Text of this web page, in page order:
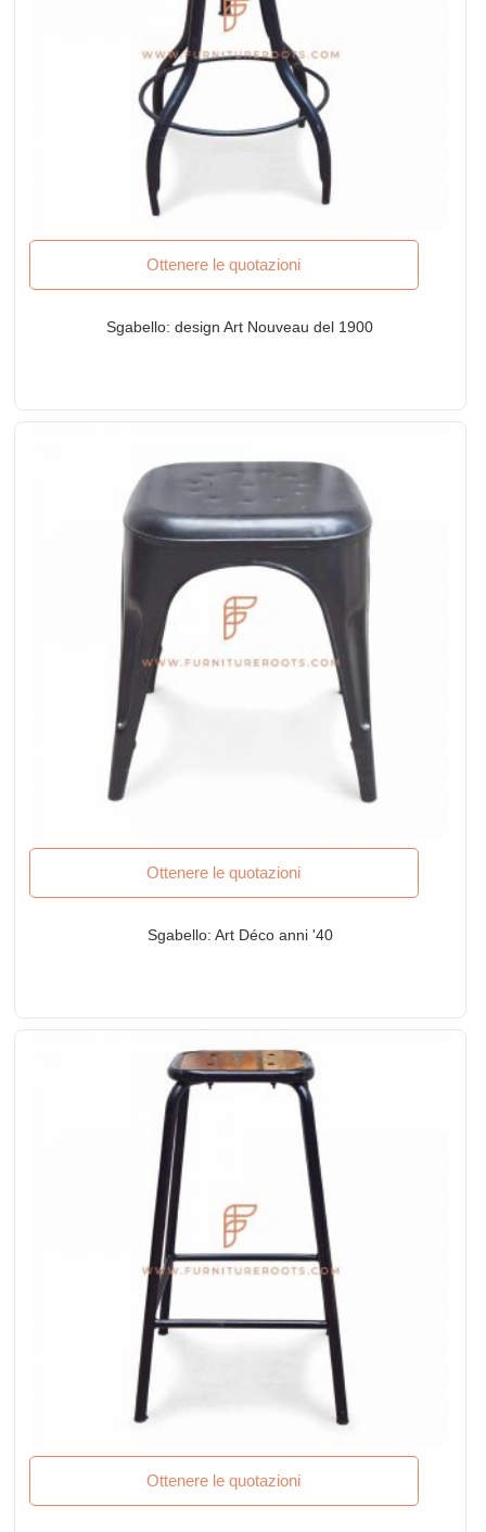
Ottenere le quotazioni
Sgabello: design Art Nouveau del 1900
Ottenere le quotazioni
Sgabello: Art Déco anni '40
Ottenere le quotazioni